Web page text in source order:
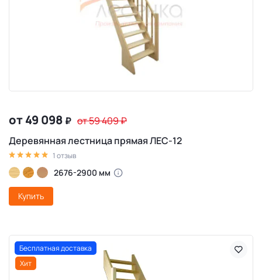
от 49 098 ₽ от 59 409₽
Деревянная лестница прямая ЛЕС-12
1 отзыв
2676-2900 мм
Купить
Бесплатная доставка
Хит